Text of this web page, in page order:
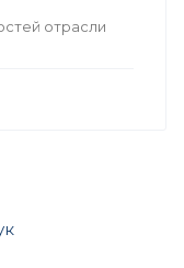
отрасли